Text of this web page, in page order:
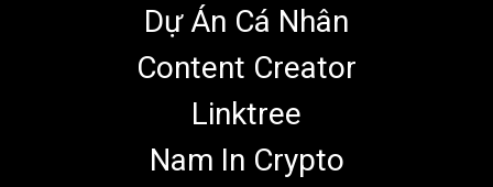
Dự Án Cá Nhân
Content Creator
Linktree
Nam In Crypto